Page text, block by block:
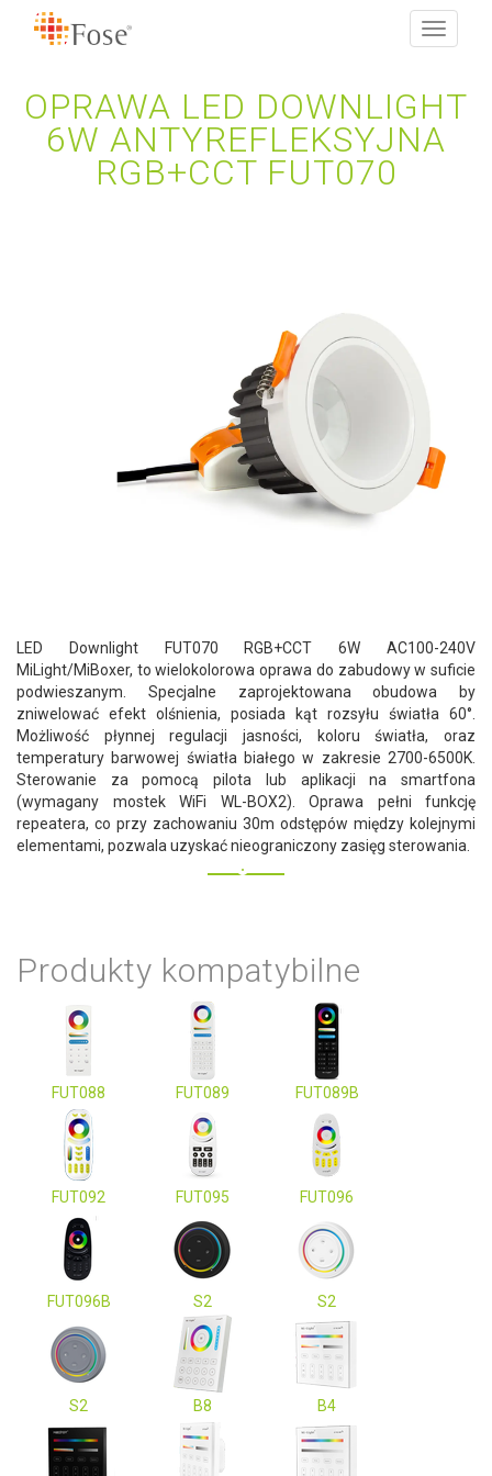
Toggle
OPRAWA LED DOWNLIGHT
6W ANTYREFLEKSYJNA
RGB+CCT FUT070
LED Downlight FUT070 RGB+CCT 6W AC100-240V
MiLight/MiBoxer, to wielokolorowa oprawa do zabudowy w suficie
podwieszanym. Specjalne zaprojektowana obudowa by
zniwelować efekt olśnienia, posiada kąt rozsyłu światła 60°.
Możliwość płynnej regulacji jasności, koloru światła, oraz
temperatury barwowej światła białego w zakresie 2700-6500K.
Sterowanie za pomocą pilota lub aplikacji na smartfona
(wymagany mostek WiFi WL-BOX2). Oprawa pełni funkcję
repeatera, co przy zachowaniu 30m odstępów między kolejnymi
elementami, pozwala uzyskać nieograniczony zasięg sterowania.
Produkty kompatybilne
FUT088 FUT089 FUT089B
FUT092 FUT095 FUT096
FUT096B S2 S2
S2 B8 B4